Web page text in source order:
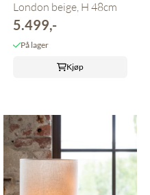
London beige, H 48cm
5.499,-
På lager
Kjøp